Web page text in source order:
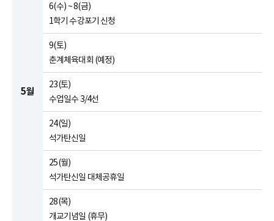
5월
6(수) ~ 8(금)
1학기 수강포기 신청
9(토)
춘계체육대회 (예정)
23(토)
수업일수 3/4선
24(일)
석가탄신일
25(월)
석가탄신일 대체공휴일
28(목)
개교기념일 (휴무)